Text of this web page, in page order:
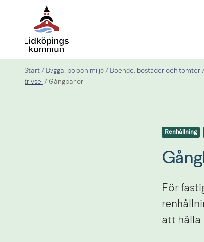
Start / Bygga, bo och miljö / Boende, bostäder och tomter /
trivsel / Gångbanor
Renhållning
För
att hålla